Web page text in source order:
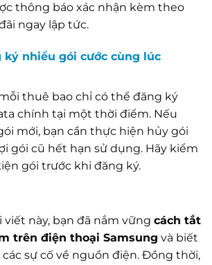
thông báo xác nhận kèm theo
ngay lập tức.
ký nhiều gói cước cùng lúc
thuê bao chỉ có thể đăng ký
chính tại một thời điểm. Nếu
mới, bạn cần thực hiện hủy gói
gói cũ hết hạn sử dụng. Hãy kiểm
gói trước khi đăng ký.
viết này, bạn đã nắm vững cách tắt
trên điện thoại Samsung và biết
sự cố về nguồn điện. Đồng thời,